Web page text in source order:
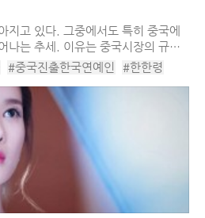
지고 있다. 그중에서도 특히 중국에
나는 추세. 이유는 중국시장의 규모
문이다. 회당 출연료가 1억을 넘는
#중국진출한국연예인
#한한령
#채림 #황치열